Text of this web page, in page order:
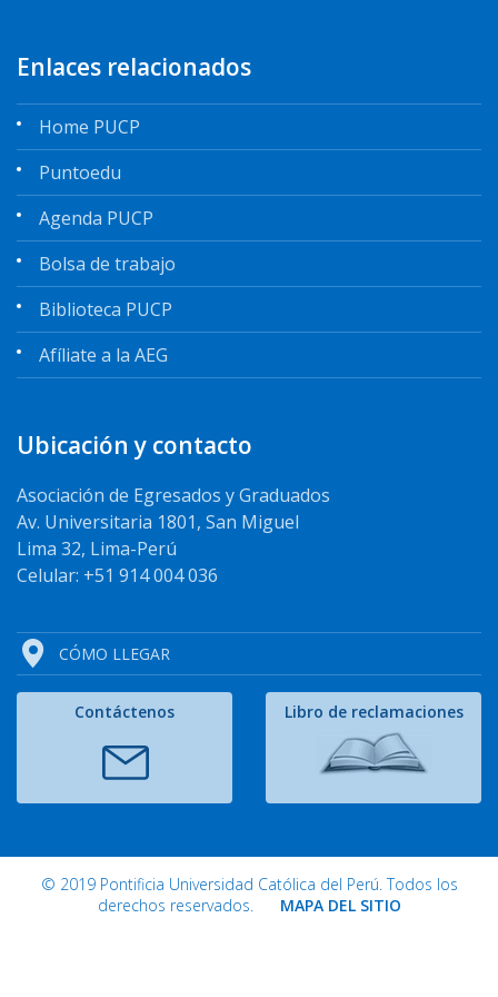
Enlaces relacionados
Home PUCP
Puntoedu
Agenda PUCP
Bolsa de trabajo
Biblioteca PUCP
Afíliate a la AEG
Ubicación y contacto
Asociación de Egresados y Graduados
Av. Universitaria 1801, San Miguel
Lima 32, Lima-Perú
Celular: +51 914 004 036
CÓMO LLEGAR
Contáctenos Libro de reclamaciones
© 2019 Pontificia Universidad Católica del Perú. Todos los
derechos reservados. MAPA DEL SITIO